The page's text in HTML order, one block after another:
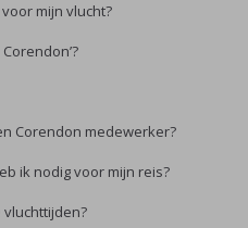
mijn vlucht?
Corendon medewerker?
ik nodig voor mijn reis?